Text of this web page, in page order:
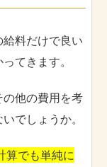
料だけで良い
てきます。
他の費用を考
でしょうか。
算でも単純に